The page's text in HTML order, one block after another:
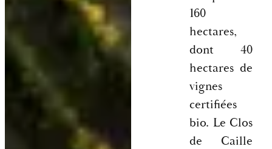
160
hectares,
dont 40
hectares de
vignes
certifiées
bio. Le Clos
de Caille